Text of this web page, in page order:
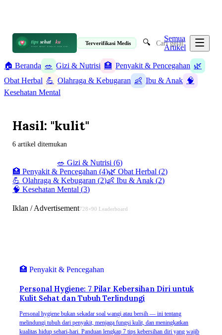
tipssehat ku
HIDUP SEHAT DIMULAI DARI SINI
Terverifikasi Medis 🔍
Semua
Artikel
🏠 Beranda 🥗 Gizi & Nutrisi 🏥 Penyakit & Pencegahan 🌿
Obat Herbal 💪 Olahraga & Kebugaran 👶 Ibu & Anak 🧠
Kesehatan Mental
Hasil: "kulit"
6 artikel ditemukan
🥗 Gizi & Nutrisi (6)
🏥 Penyakit & Pencegahan (4)🌿 Obat Herbal (2)
💪 Olahraga & Kebugaran (2)👶 Ibu & Anak (2)
🧠 Kesehatan Mental (3)
Iklan / Advertisement728×90 Leaderboard
🏥 Penyakit & Pencegahan
Personal Hygiene: 7 Pilar Kebersihan Diri untuk
Kulit Sehat dan Tubuh Terlindungi
Personal hygiene bukan sekadar soal wangi atau bersih — ini tentang
melindungi tubuh dari penyakit, menjaga fungsi kulit, dan meningkatkan
kualitas hidup sehari-hari. Panduan lengkap 7 tips kebersihan diri yang wajib